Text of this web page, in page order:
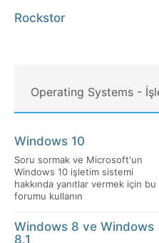
Rockstor
Operating Systems -
Windows 10
Soru sormak ve Microsoft'un
Windows 10 işletim sistemi
hakkında yanıtlar vermek için bu
forumu kullanın
Windows 8 ve Windows
8.1